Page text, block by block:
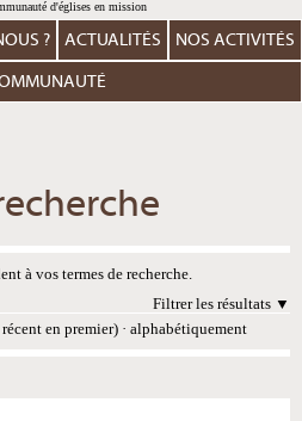
? ACTUALITÉS NOS ACTIVITÉS
à vos termes de recherche.
Filtrer les résultats
en premier) · alphabétiquement